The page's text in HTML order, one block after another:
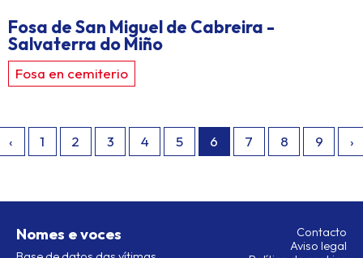
Fosa de San Miguel de Cabreira -
Salvaterra do Miño
Fosa en cemiterio
‹ 1 2 3 4 5 6 7 8 9 ›
Nomes e voces
Contacto
Aviso legal